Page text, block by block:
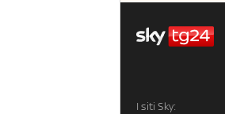
I siti Sky: